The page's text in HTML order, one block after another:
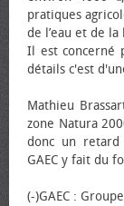
pratiques
de l’eau et de
Il est concerné
détails c'est
Mathieu
zone Natura
donc un retard
GAEC y fait du
(-)GAEC :